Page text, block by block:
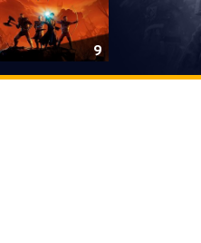
9